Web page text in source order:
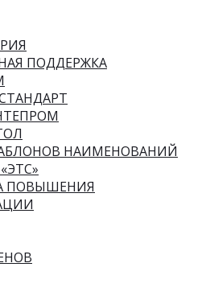
ПОДДЕРЖКА
НАИМЕНОВАНИЙ
ПОВЫШЕНИЯ